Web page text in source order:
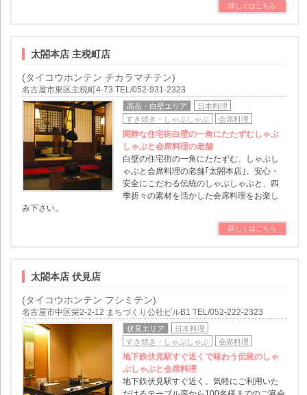
詳しくはこちら
太閤本店 主税町店
(タイコウホンテン チカラマチテン)
名古屋市東区主税町4-73 TEL/052-931-2323
高岳・白壁エリア
日本料理
すき焼き・しゃぶしゃぶ
会席料理
閑静な住宅街白壁の一角にたたずむしゃぶ
しゃぶと会席料理の老舗
白壁の住宅街の一角にたたずむ、しゃぶし
ゃぶと会席料理の老舗｢太閤本店｣。安心・
安全にこだわる伝統のしゃぶしゃぶと、四
季折々の素材を活かした会席料理をお楽し
み下さい。
詳しくはこちら
太閤本店 伏見店
(タイコウホンテン フシミテン)
名古屋市中区栄2-2-12 まちづくり公社ビルB1 TEL/052-222-2323
伏見エリア
日本料理
すき焼き・しゃぶしゃぶ
会席料理
地下鉄伏見駅すぐ近くで味わう伝統のしゃ
ぶしゃぶと会席料理
地下鉄伏見駅すぐ近く。気軽にご利用いた